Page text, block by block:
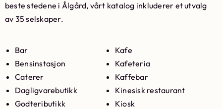
beste stedene i Ålgård, vårt katalog inkluderer et utvalg
av 35 selskaper.
Bar
Bensinstasjon
Caterer
Dagligvarebutikk
Godteributikk
Kafe
Kafeteria
Kaffebar
Kinesisk restaurant
Kiosk